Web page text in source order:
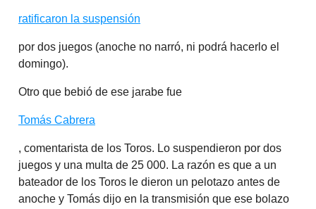
ratificaron la suspensión
por dos juegos (anoche no narró, ni podrá hacerlo el
domingo).
Otro que bebió de ese jarabe fue
Tomás Cabrera
, comentarista de los Toros. Lo suspendieron por dos
juegos y una multa de 25 000. La razón es que a un
bateador de los Toros le dieron un pelotazo antes de
anoche y Tomás dijo en la transmisión que ese bolazo